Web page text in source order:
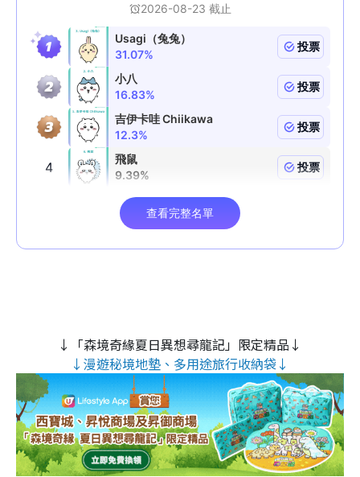
↓「森境奇緣夏日異想尋龍記」限定精品↓
↓漫遊秘境地墊、多用途旅行收納袋↓